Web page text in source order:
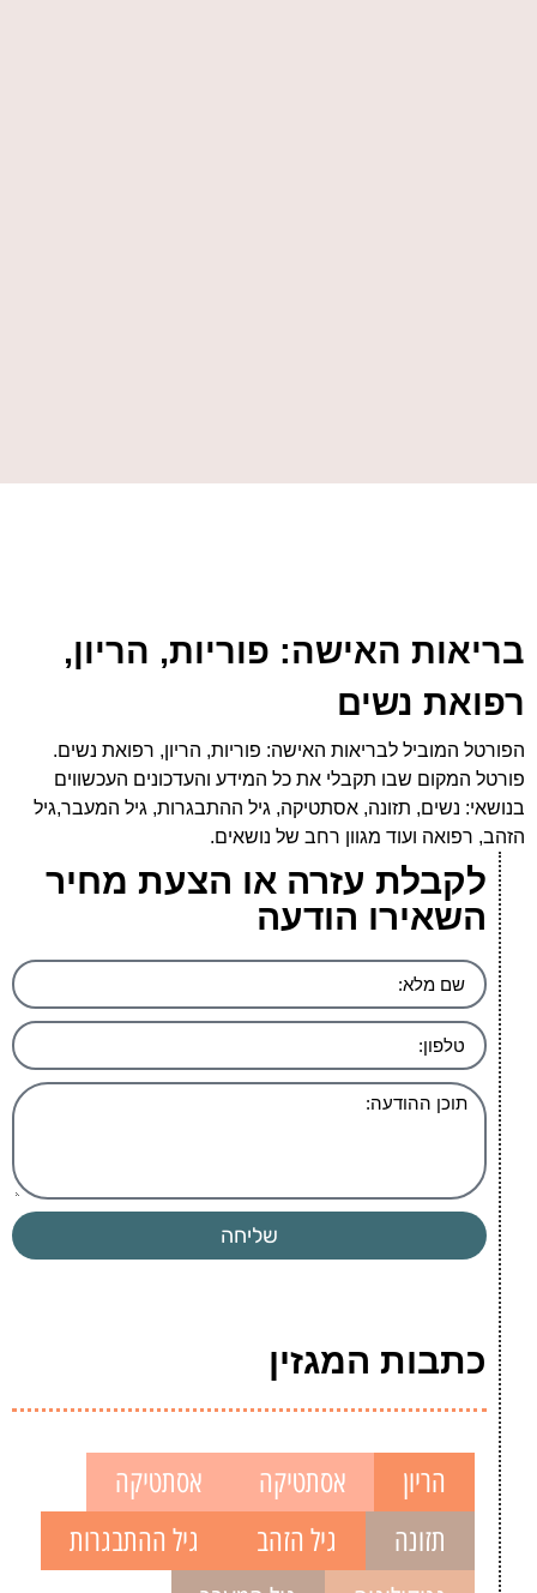
בריאות האישה: פוריות, הריון,
רפואת נשים
הפורטל המוביל לבריאות האישה: פוריות, הריון, רפואת נשים.
פורטל המקום שבו תקבלי את כל המידע והעדכונים העכשווים
בנושאי: נשים, תזונה, אסתטיקה, גיל ההתבגרות, גיל המעבר,גיל
הזהב, רפואה ועוד מגוון רחב של נושאים.
לקבלת עזרה או הצעת מחיר
השאירו הודעה
שליחה
כתבות המגזין
הריון אסתטיקה
אסתטיקה
תזונה
גיל הזהב
גיל ההתבגרות